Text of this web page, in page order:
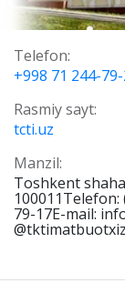
Telefon:
+998 71 244-
Rasmiy sayt:
tcti.uz
Manzil:
Toshkent
100011Telefon:
79-17E-mail: